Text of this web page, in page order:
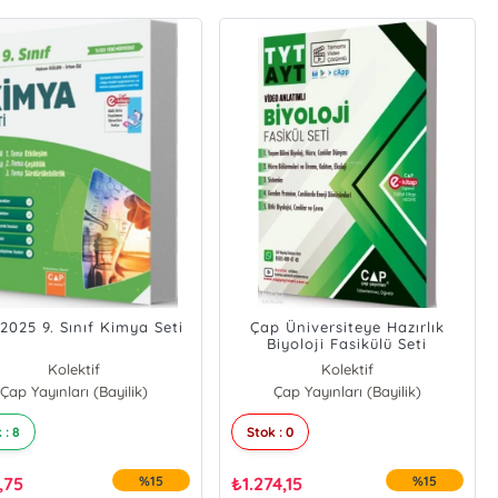
9. Sınıf Kimya Seti
Kolektif
Çap Yayınları (Bayilik)
: 8
%15
Çap Üniversiteye Hazırlık
Biyoloji Fasikülü Seti
Kolektif
Çap Yayınları (Bayilik)
Stok : 0
₺1.274,15 %15